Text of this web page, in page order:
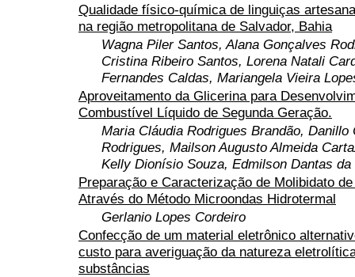
Qualidade físico-química de linguiças
na região metropolitana de Salvador, Bahia
Wagna Piler Santos, Alana Gonçalves
Cristina Ribeiro Santos, Lorena Natali
Fernandes Caldas, Mariangela Vieira
Aproveitamento da Glicerina para
Combustível Líquido de Segunda Geração.
Maria Cláudia Rodrigues Brandão, Danillo
Rodrigues, Mailson Augusto Almeida
Kelly Dionísio Souza, Edmilson Dantas
Preparação e Caracterização de Molibidato
Através do Método Microondas Hidrotermal
Gerlanio Lopes Cordeiro
Confecção de um material eletrônico
custo para averiguação da natureza
substâncias